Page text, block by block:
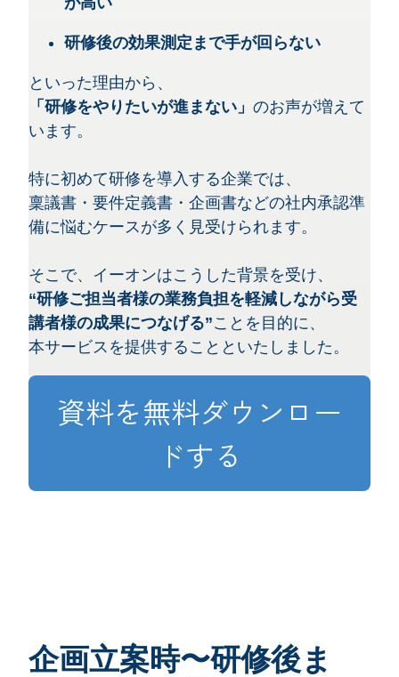
研修後の効果測定まで手が回らない
といった理由から、
「研修をやりたいが進まない」 のお声が増えて
います。
特に初めて研修を導入する企業では、
稟議書・要件定義書・企画書などの社内承認準
備に悩むケースが多く見受けられます。
そこで、イーオンはこうした背景を受け、
“研修ご担当者様の業務負担を軽減しながら受
講者様の成果につなげる”ことを目的に、
本サービスを提供することといたしました。
資料を無料ダウンロー
ドする
企画立案時〜研修後ま